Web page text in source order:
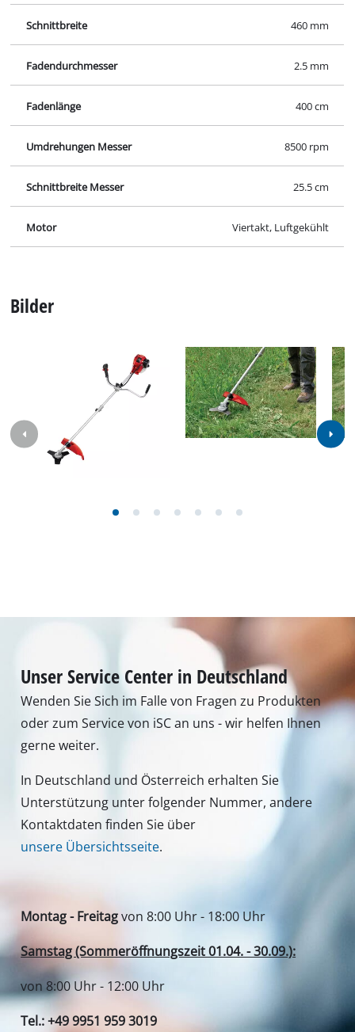
Schnittbreite 460 mm
Fadendurchmesser 2.5 mm
Fadenlänge 400 cm
Umdrehungen Messer 8500 rpm
Schnittbreite Messer 25.5 cm
Motor Viertakt, Luftgekühlt
Bilder
Unser Service Center in Deutschland
Wenden Sie Sich im Falle von Fragen zu Produkten
oder zum Service von iSC an uns - wir helfen Ihnen
gerne weiter.
In Deutschland und Österreich erhalten Sie
Unterstützung unter folgender Nummer, andere
Kontaktdaten finden Sie über
unsere Übersichtsseite.
Montag - Freitagvon 8:00 Uhr - 18:00 Uhr
Samstag (Sommeröffnungszeit 01.04. - 30.09.):
von 8:00 Uhr - 12:00 Uhr
Tel.: +49 9951 959 3019